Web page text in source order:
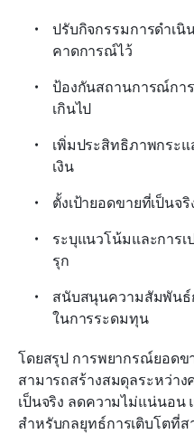
ปรับกิจกรรมการดำเ
คาดการณ์ไว้
ป้องกันสถานการณ์กา
เกินไป
เพิ่มประสิทธิภาพกระแ
เงิน
ตั้งเป้ายอดขายที่เป็นจ
ระบุแนวโน้มและการเ
รุก
สนับสนุนความสัมพันธ์
ในการระดมทุน
โดยสรุป การพยากรณ์ยอด
สามารถสร้างสมดุลระหว่า
เป็นจริง ลดความไม่แน่นอน
สำหรับกลยุทธ์การเติบโตที่